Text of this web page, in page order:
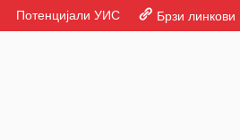
Брзи линкови
Потенцијали УИС